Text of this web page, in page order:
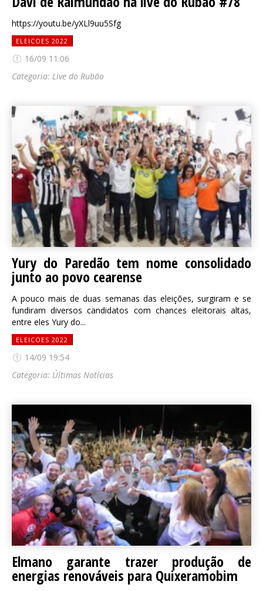
https://youtu.be/yXLl9uu5Sfg
ELEICOES 2022
16/09 11:06
Categoria: Live do Rubão
Yury do Paredão tem nome consolidado
junto ao povo cearense
A pouco mais de duas semanas das eleições, surgiram e se
fundiram diversos candidatos com chances eleitorais altas,
entre eles Yury do...
ELEICOES 2022
14/09 19:54
Categoria: Últimas Notícias
Elmano garante trazer produção de
energias renováveis para Quixeramobim